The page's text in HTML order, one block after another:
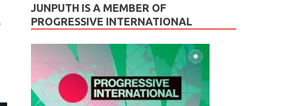
JUNPUTH IS A MEMBER OF
PROGRESSIVE INTERNATIONAL